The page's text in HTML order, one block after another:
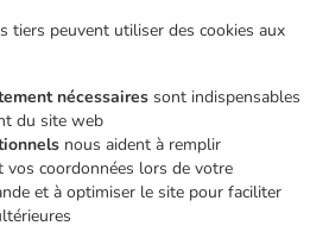
tiers peuvent utiliser des cookies aux
nécessaires sont indispensables
du site web
nous aident à remplir
vos coordonnées lors de votre
et à optimiser le site pour faciliter
de livraison Montigny-le-Tilleul Montignies-le-Tilleul
le-Tilleul
Pizza Service de livraison Buvrinnes
. Pizza Service de livraison Leval
Pizza Service de livraison Courcelles Trazegnies .